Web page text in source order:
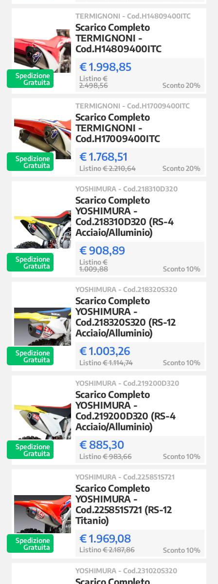
Spedizione
Gratuita
TERMIGNONI - Cod.H14809400ITC
Scarico Completo
TERMIGNONI -
Cod.H14809400ITC
€ 1.998,85
Listino€
2.498,56 Sconto 20%
Spedizione
Gratuita
TERMIGNONI - Cod.H17009400ITC
Scarico Completo
TERMIGNONI -
Cod.H17009400ITC
€ 1.768,51
Listino€ 2.210,64 Sconto 20%
Spedizione
Gratuita
YOSHIMURA - Cod.218310D320
Scarico Completo
YOSHIMURA -
Cod.218310D320 (RS-4
Acciaio/Alluminio)
€ 908,89
Listino€
1.009,88 Sconto 10%
Spedizione
Gratuita
YOSHIMURA - Cod.218320S320
Scarico Completo
YOSHIMURA -
Cod.218320S320 (RS-12
Acciaio/Alluminio)
€ 1.003,26
Listino€ 1.114,74 Sconto 10%
Spedizione
Gratuita
YOSHIMURA - Cod.219200D320
Scarico Completo
YOSHIMURA -
Cod.219200D320 (RS-4
Acciaio/Alluminio)
€ 885,30
Listino€ 983,66 Sconto 10%
Spedizione
Gratuita
YOSHIMURA - Cod.225851S721
Scarico Completo
YOSHIMURA -
Cod.225851S721 (RS-12
Titanio)
€ 1.969,08
Listino€ 2.187,86 Sconto 10%
YOSHIMURA - Cod.231020S320
Scarico Completo